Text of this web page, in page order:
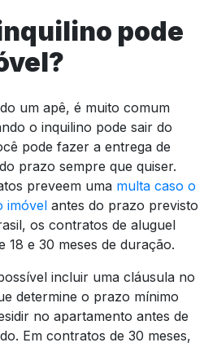
pode
um apê, é muito comum
o inquilino pode sair do
pode fazer a entrega de
prazo sempre que quiser.
preveem uma multa caso o
imóvel antes do prazo previsto
os contratos de aluguel
18 e 30 meses de duração.
incluir uma cláusula no
determine o prazo mínimo
no apartamento antes de
Em contratos de 30 meses,